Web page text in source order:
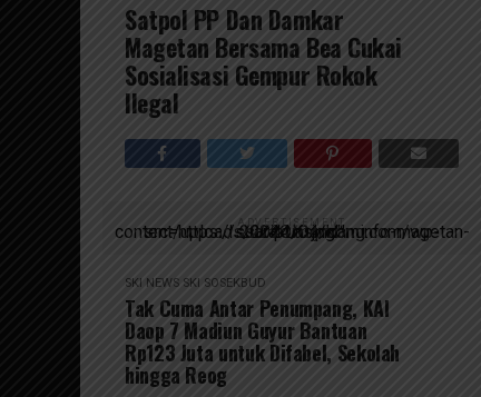
Satpol PP Dan Damkar
Magetan Bersama Bea Cukai
Sosialisasi Gempur Rokok
Ilegal
ADVERTISEMENT
script async src=https://suarakumandang.com/wp-content/uploads/2024/04/kominfo-magetan-2024OIO.jpg""
SKI NEWS SKI SOSEKBUD
Tak Cuma Antar Penumpang, KAI
Daop 7 Madiun Guyur Bantuan
Rp123 Juta untuk Difabel, Sekolah
hingga Reog